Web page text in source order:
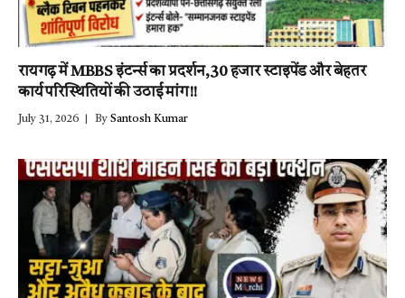
रायगढ़ में MBBS इंटर्न्स का प्रदर्शन,30 हजार स्टाइपेंड और बेहतर
कार्य परिस्थितियों की उठाई मांग!!
July 31, 2026 By Santosh Kumar